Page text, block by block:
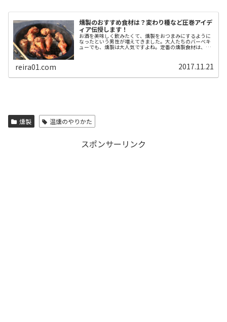
燻製のおすすめ食材は？変わり種など圧巻アイデ
ィア伝授します！
お酒を美味しく飲みたくて、燻製をおつまみにするように
なったという男性が増えてきました。大人たちのバーベキ
ューでも、燻製は大人気ですよね。定番の燻製食材は、ほ
とんど試してしまったという人も少なくないでしょう。こ
reira01.com 2017.11.21
燻製 温燻のやりかた
スポンサーリンク